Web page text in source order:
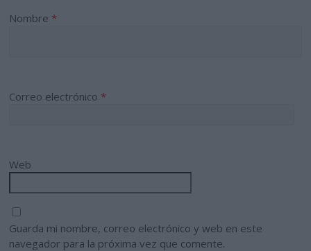
Nombre *
Correo electrónico *
Web
Guarda mi nombre, correo electrónico y web en este
navegador para la próxima vez que comente.